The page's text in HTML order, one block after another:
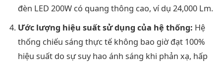
đèn LED 200W có quang thông cao, ví dụ 24,000 Lm.
Ước lượng hiệu suất sử dụng của hệ thống: Hệ
thống chiếu sáng thực tế không bao giờ đạt 100%
hiệu suất do sự suy hao ánh sáng khi phản xạ, hấp